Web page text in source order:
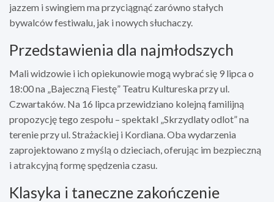
jazzem i swingiem ma przyciągnąć zarówno stałych
bywalców festiwalu, jak i nowych słuchaczy.
Przedstawienia dla najmłodszych
Mali widzowie i ich opiekunowie mogą wybrać się 9 lipca o
18:00 na „Bajeczną Fiestę” Teatru Kultureska przy ul.
Czwartaków. Na 16 lipca przewidziano kolejną familijną
propozycję tego zespołu – spektakl „Skrzydlaty odlot” na
terenie przy ul. Strażackiej i Kordiana. Oba wydarzenia
zaprojektowano z myślą o dzieciach, oferując im bezpieczną
i atrakcyjną formę spędzenia czasu.
Klasyka i taneczne zakończenie